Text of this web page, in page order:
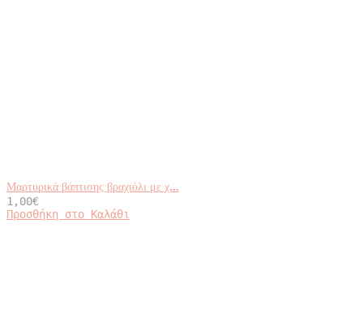
Μαρτυρικά βάπτισης βραχιόλι με χ...
1,00€
Προσθήκη στο Καλάθι